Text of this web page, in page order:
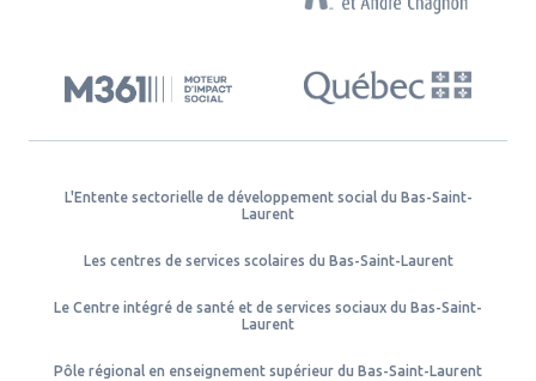
L'Entente sectorielle de développement social du Bas-Saint-
Laurent
Les centres de services scolaires du Bas-Saint-Laurent
Le Centre intégré de santé et de services sociaux du Bas-Saint-
Laurent
Pôle régional en enseignement supérieur du Bas-Saint-Laurent